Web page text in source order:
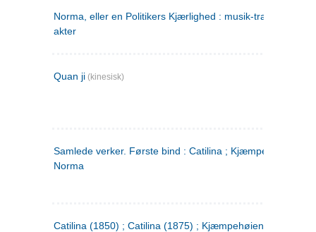
Norma, eller en Politikers Kjærlighed : musik-tragedie i tre
akter
Quan ji (kinesisk)
Samlede verker. Første bind : Catilina ; Kjæmpehøien ;
Norma
Catilina (1850) ; Catilina (1875) ; Kjæmpehøien (1850) ;